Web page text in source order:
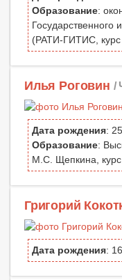
Образование:
Государственного
(РАТИ-ГИТИС,
Илья Роговин /
Дата рождения:
Образование:
М.С. Щепкина,
Григорий
Дата рождения: